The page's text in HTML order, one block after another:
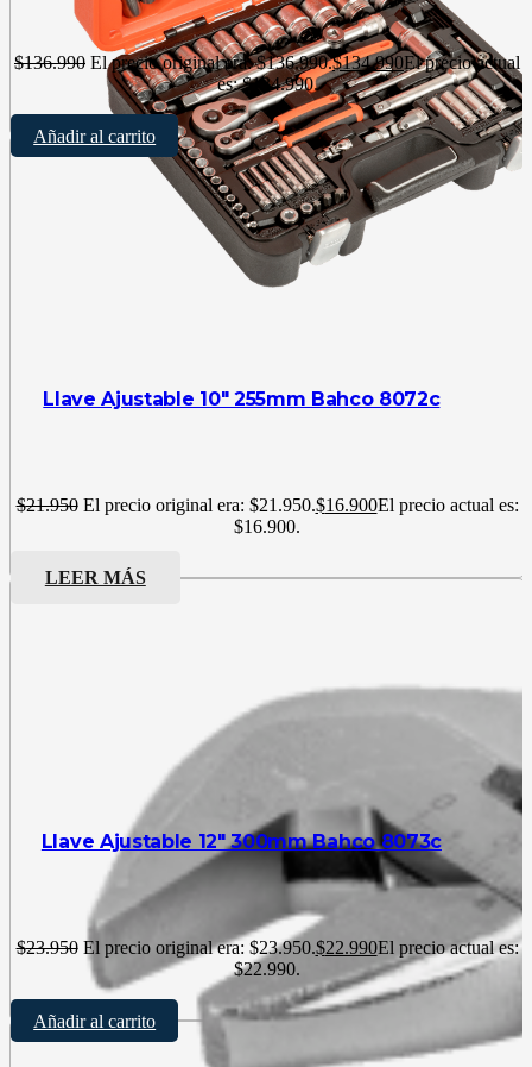
$136.990 El precio original era: $136.990.$134.990El precio actual
es: $134.990.
Añadir al carrito
Llave Ajustable 10″ 255mm Bahco 8072c
$21.950 El precio original era: $21.950.$16.900El precio actual es:
$16.900.
LEER MÁS
Llave Ajustable 12″ 300mm Bahco 8073c
$23.950 El precio original era: $23.950.$22.990El precio actual es:
$22.990.
Añadir al carrito